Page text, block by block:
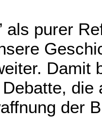
als purer
Damit
die
der